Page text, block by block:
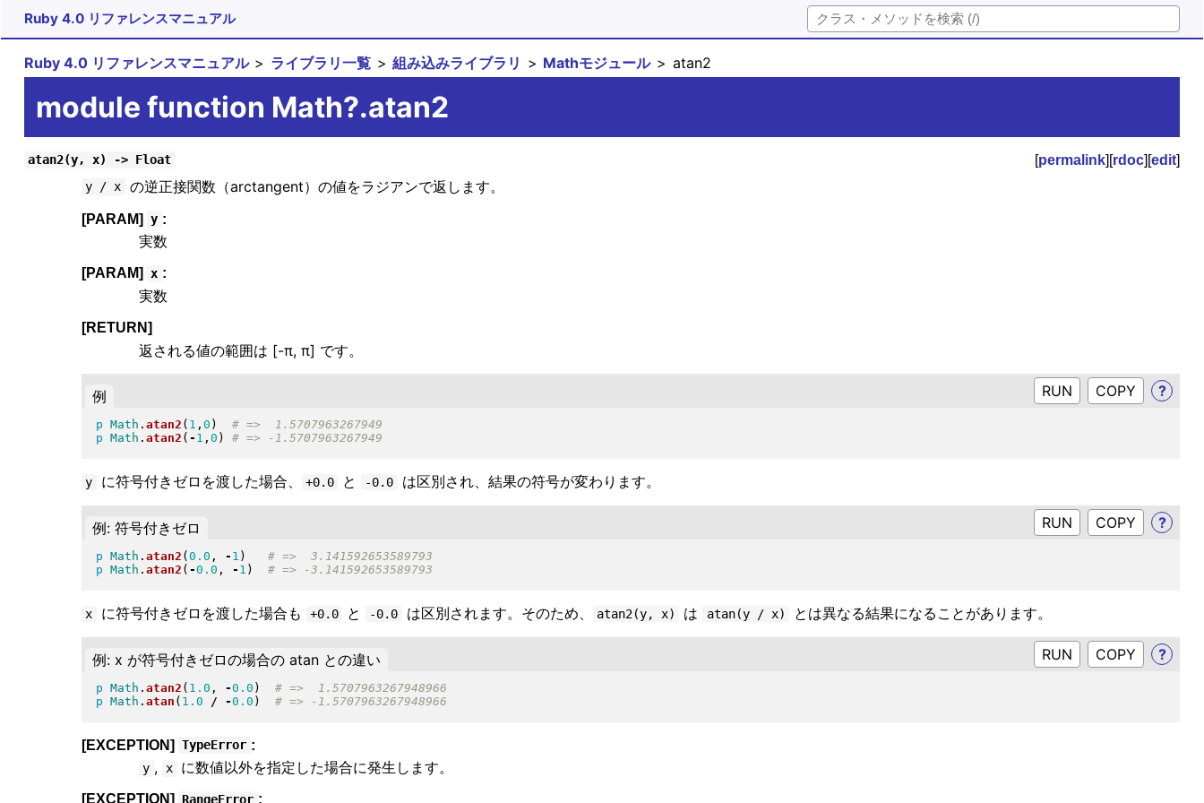
Ruby 4.0 リファレンスマニュアル
Ruby 4.0 リファレンスマニュアル ライブラリ一覧 組み込みライブラリ Mathモジュール atan2
module function Math?.atan2
atan2(y, x) -> Float [permalink][rdoc][edit]
y / x の逆正接関数（arctangent）の値をラジアンで返します。
[PARAM] y :
実数
[PARAM] x :
実数
[RETURN]
返される値の範囲は [-π, π] です。
例 RUN ?
p Math . atan2 ( 1 , 0 )
p Math . atan2 ( - 1 , 0 )
y に符号付きゼロを渡した場合、 +0.0 と -0.0 は区別され、結果の符号が変わります。
例: 符号付きゼロ RUN ?
p Math . atan2 ( 0.0 , - 1 )
p Math . atan2 ( -0.0 , - 1 )
x に符号付きゼロを渡した場合も +0.0 と -0.0 は区別されます。そのため、 atan2(y, x) は atan(y / x) とは異なる結果になることがあります。
例: x が符号付きゼロの場合の atan との違い RUN ?
p Math . atan2 ( 1.0 , -0.0 )
p Math . atan ( 1.0 / -0.0 )
[EXCEPTION] TypeError :
y , x に数値以外を指定した場合に発生します。
[EXCEPTION] RangeError :